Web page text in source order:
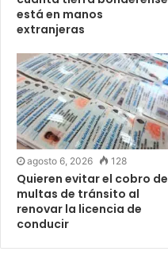
está en manos
extranjeras
agosto 6, 2026 128
Quieren evitar el cobro de
multas de tránsito al
renovar la licencia de
conducir